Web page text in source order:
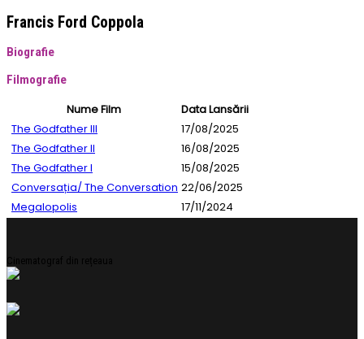
Francis Ford Coppola
Biografie
Filmografie
Nume Film
Data Lansării
The Godfather III
17/08/2025
The Godfather II
16/08/2025
The Godfather I
15/08/2025
Conversația/ The Conversation 22/06/2025
Megalopolis
17/11/2024
Cinematograf din rețeaua